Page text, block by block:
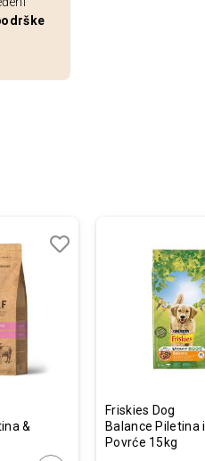
&
Friskies Dog
Balance Piletina i
Povrće 15kg